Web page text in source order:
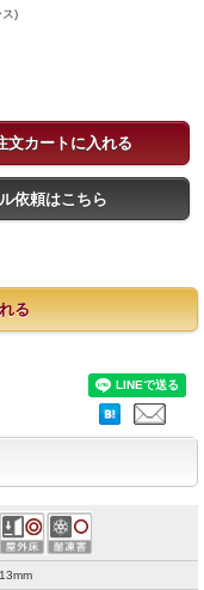
)
文カートに入れる
依頼はこちら
る